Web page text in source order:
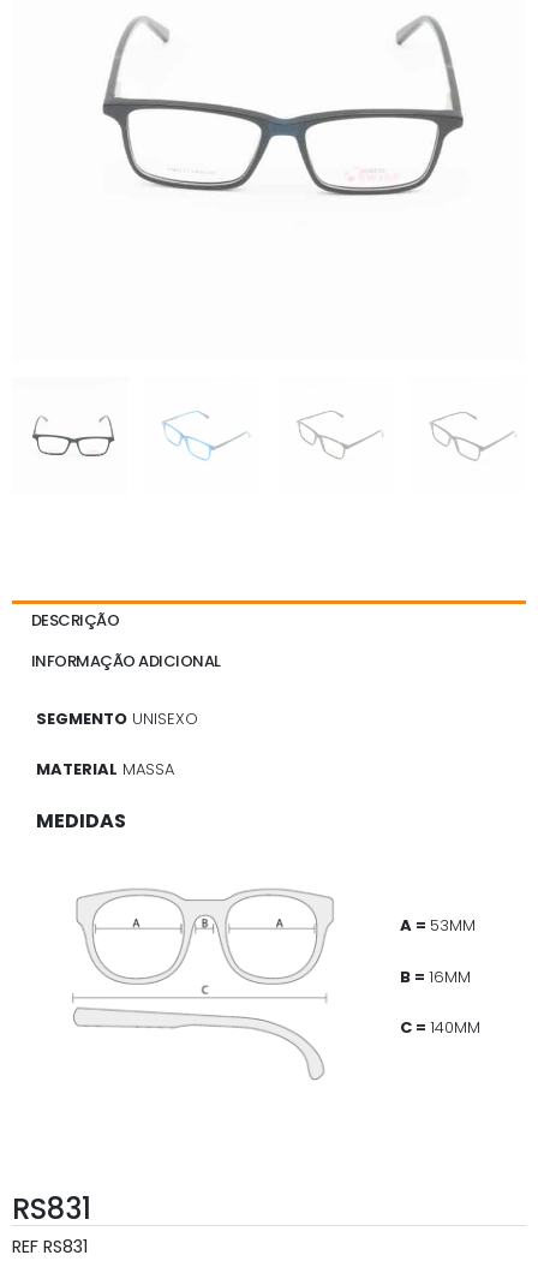
DESCRIÇÃO
INFORMAÇÃO ADICIONAL
SEGMENTO UNISEXO
MATERIAL MASSA
MEDIDAS
A = 53MM
B = 16MM
C = 140MM
RS831
REF RS831